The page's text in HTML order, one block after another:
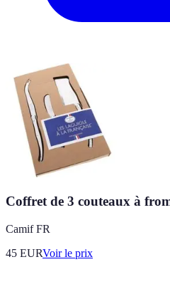
Coffret de 3 couteaux à
Camif FR
45 EURVoir le prix